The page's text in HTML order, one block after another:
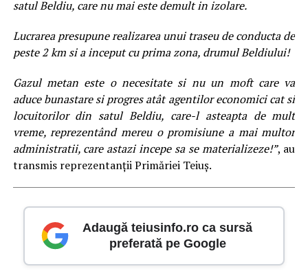
satul Beldiu, care nu mai este demult in izolare.
Lucrarea presupune realizarea unui traseu de conducta de
peste 2 km si a inceput cu prima zona, drumul Beldiului!
Gazul metan este o necesitate si nu un moft care va
aduce bunastare si progres atât agentilor economici cat si
locuitorilor din satul Beldiu, care-l asteapta de mult
vreme, reprezentând mereu o promisiune a mai multor
administratii, care astazi incepe sa se materializeze!”, au
transmis reprezentanții Primăriei Teiuș.
Adaugă teiusinfo.ro ca sursă
preferată pe Google